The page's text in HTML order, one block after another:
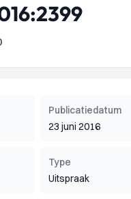
Publicatiedatum
23 juni 2016
Type
Uitspraak